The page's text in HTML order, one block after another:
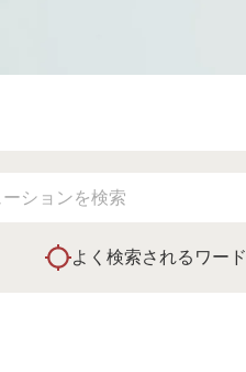
よく検索されるワード